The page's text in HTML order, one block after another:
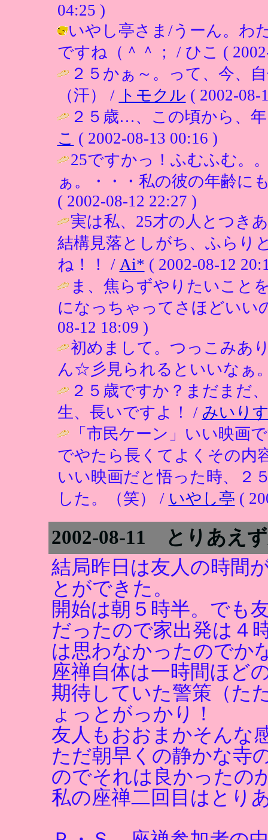
04:25 )
いやし亭さま/うーん。わ
ですね（＾＾； / ひこ (
２５かぁ～。って、今、
（汗） / トモクル ( 2002-08-
２５歳…、この頃から、
こ ( 2002-08-13 00:16 )
25ですかっ！ふむふむ。
ぁ。・・・私の彼の年齢に
( 2002-08-12 22:27 )
実は私、25才の人とつき
結構見落としがち、ふらり
ね！！ / Ai* ( 2002-08-12
ま、焦らずやりたいこと
になっちゃってさほどいい
08-12 18:09 )
初めまして。つっこみあ
ん☆彡見られるといいなぁ
２５歳ですか？まだまだ
生、長いですよ！ / みいり
「市民ケーン」いい映画
でやたら長くてよくその内
いい映画だと悟った時、２
した。（笑） / いやし亭 (
2002-08-11 とりあえ
結局昨日は友人の時間
とができた。
開始は朝５時半。でも
だったので家出発は４
は思わなかったのでか
座禅自体は一時間ほど
期待していた警策（た
ょっとがっかり！
友人もおおまかそんな
ただ朝早くの静かな寺
のでそれは良かったの
私の座禅二回目はとり